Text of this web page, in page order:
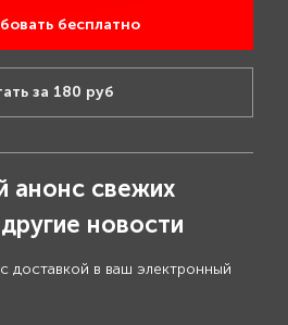
бесплатно
за 180 руб
анонс свежих
новости
доставкой в ваш электронный